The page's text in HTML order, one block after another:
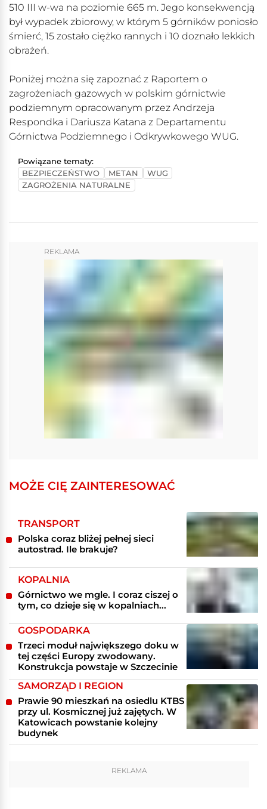
510 III w-wa na poziomie 665 m. Jego konsekwencją
był wypadek zbiorowy, w którym 5 górników poniosło
śmierć, 15 zostało ciężko rannych i 10 doznało lekkich
obrażeń.
Poniżej można się zapoznać z Raportem o
zagrożeniach gazowych w polskim górnictwie
podziemnym opracowanym przez Andrzeja
Respondka i Dariusza Katana z Departamentu
Górnictwa Podziemnego i Odkrywkowego WUG.
Powiązane tematy:
BEZPIECZEŃSTWO
METAN
WUG
ZAGROŻENIA NATURALNE
REKLAMA
MOŻE CIĘ ZAINTERESOWAĆ
TRANSPORT
Polska coraz bliżej pełnej sieci
autostrad. Ile brakuje?
KOPALNIA
Górnictwo we mgle. I coraz ciszej o
tym, co dzieje się w kopalniach...
GOSPODARKA
Trzeci moduł największego doku w
tej części Europy zwodowany.
Konstrukcja powstaje w Szczecinie
SAMORZĄD I REGION
Prawie 90 mieszkań na osiedlu KTBS
przy ul. Kosmicznej już zajętych. W
Katowicach powstanie kolejny
budynek
REKLAMA